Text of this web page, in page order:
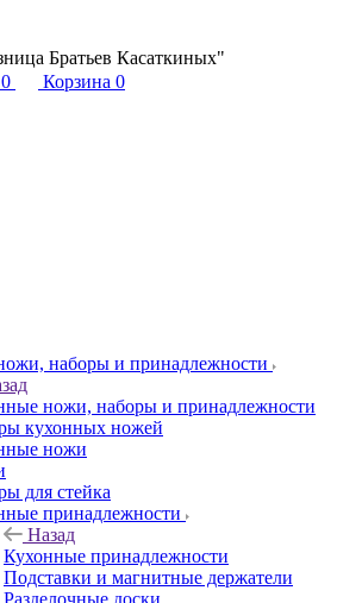
Братьев Касаткиных"
0 Корзина 0
наборы и принадлежности
ножи, наборы и принадлежности
кухонных ножей
ножи
для стейка
принадлежности
Назад
Кухонные принадлежности
Подставки и магнитные держатели
Разделочные доски